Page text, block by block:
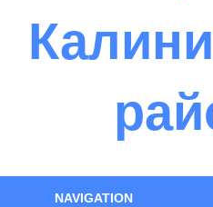
NAVIGATION